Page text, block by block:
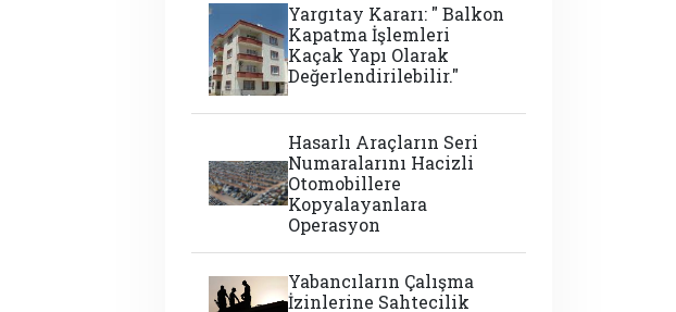
Yargıtay Kararı: " Balkon
Kapatma İşlemleri
Kaçak Yapı Olarak
Değerlendirilebilir."
Hasarlı Araçların Seri
Numaralarını Hacizli
Otomobillere
Kopyalayanlara
Operasyon
Yabancıların Çalışma
İzinlerine Sahtecilik